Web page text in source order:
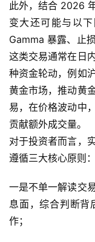
国
内
期
货
国
际
期
货
投
入
门
此外，结合 2026
变大还可能与以
Gamma 暴露、止
这类交易通常在日
种资金轮动，例如
黄金市场，推动黄
易，在价格波动中
贡献额外成交量。
对于投资者而言，
遵循三大核心原则：
一是不单一解读交
息面，综合判断背
作；